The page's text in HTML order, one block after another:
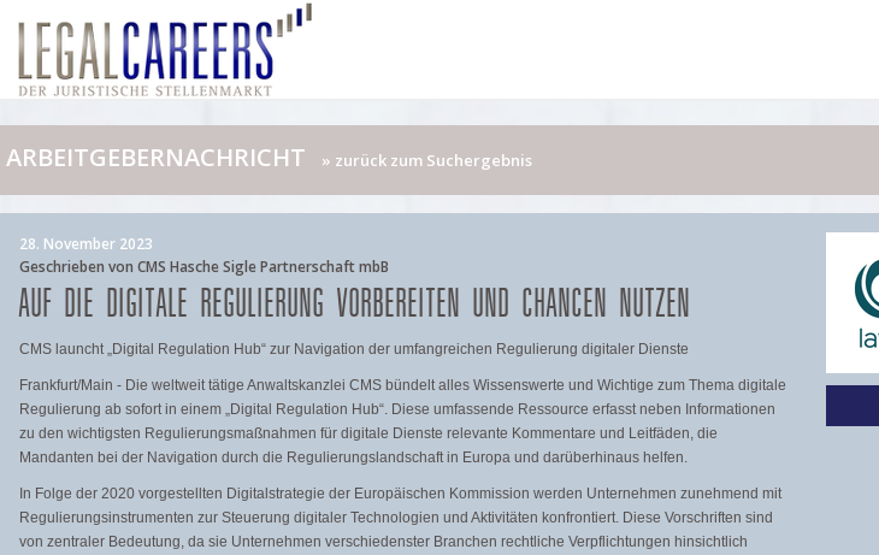
ARBEITGEBERNACHRICHT » zurück zum Suchergebnis
28. November 2023
Geschrieben von CMS Hasche Sigle Partnerschaft mbB
AUF DIE DIGITALE REGULIERUNG VORBEREITEN UND CHANCEN NUTZEN
CMS launcht „Digital Regulation Hub“ zur Navigation der umfangreichen Regulierung digitaler Dienste
Frankfurt/Main - Die weltweit tätige Anwaltskanzlei CMS bündelt alles Wissenswerte und Wichtige zum Thema digitale
Regulierung ab sofort in einem „Digital Regulation Hub“. Diese umfassende Ressource erfasst neben Informationen
zu den wichtigsten Regulierungsmaßnahmen für digitale Dienste relevante Kommentare und Leitfäden, die
Mandanten bei der Navigation durch die Regulierungslandschaft in Europa und darüberhinaus helfen.
In Folge der 2020 vorgestellten Digitalstrategie der Europäischen Kommission werden Unternehmen zunehmend mit
Regulierungsinstrumenten zur Steuerung digitaler Technologien und Aktivitäten konfrontiert. Diese Vorschriften sind
von zentraler Bedeutung, da sie Unternehmen verschiedenster Branchen rechtliche Verpflichtungen hinsichtlich